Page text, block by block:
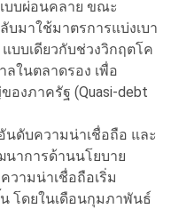
บบผ่อนคลาย ขณะ
บมาใช้มาตรการแบ่งเบา
แบบเดียวกับช่วงวิกฤตโค
ในตลาดรอง เพื่อ
งภาครัฐ (Quasi-debt
นดับความน่าเชื่อถือ และ
าการด้านนโยบาย
วามน่าเชื่อถือเริ่ม
โดยในเดือนกุมภาพันธ์